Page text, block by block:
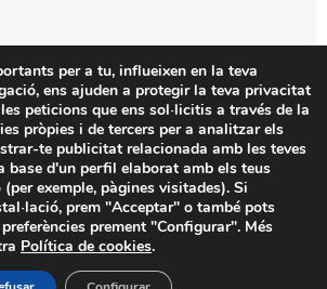
Fundació Iluro
2n 08301 Mataró (Barcelona)
84 74
tac.orulioicadnuf
@oicadnuf
per a tu, influeixen en la teva
ens ajuden a protegir la teva privacitat
peticions que ens sol·licitis a través de la
pròpies i de tercers per a analitzar els
te publicitat relacionada amb les teves
base d'un perfil elaborat amb els teus
exemple, pàgines visitades). Si
prem "Acceptar" o també pots
prement "Configurar". Més
Política de cookies.